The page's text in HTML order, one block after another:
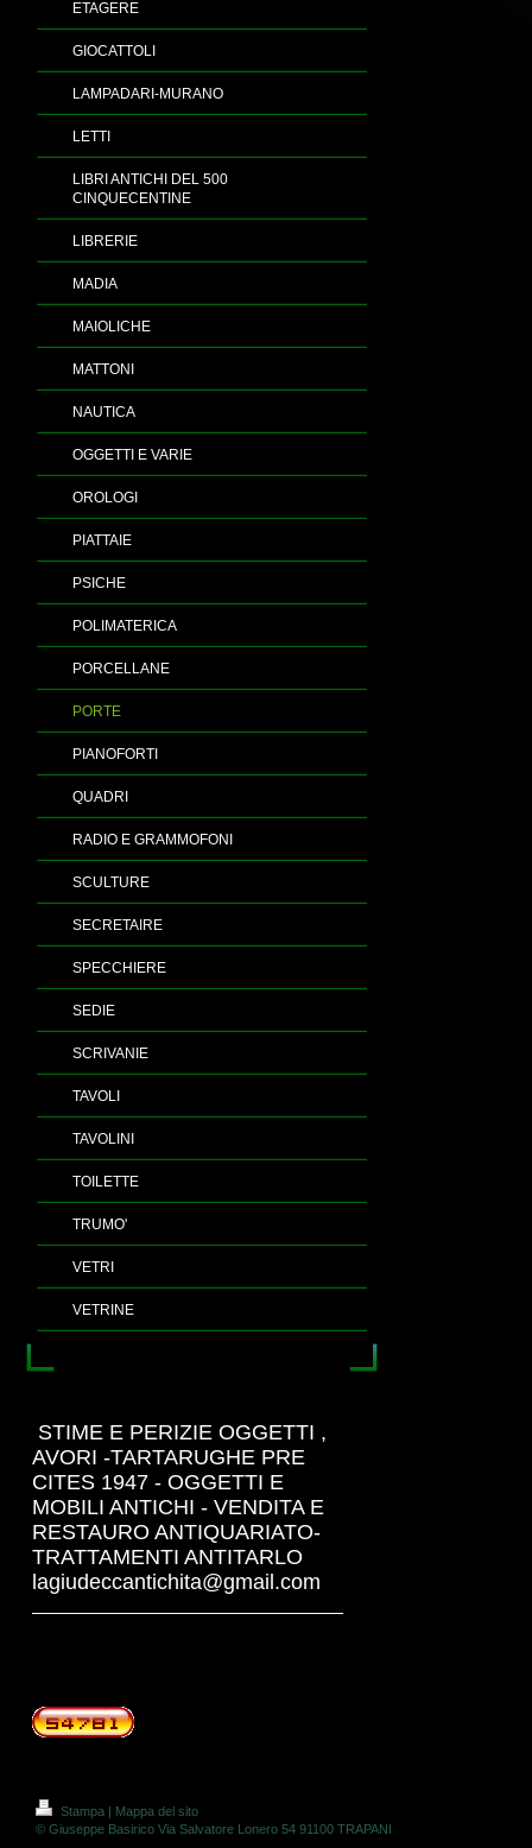
ETAGERE
GIOCATTOLI
LAMPADARI-MURANO
LETTI
LIBRI ANTICHI DEL 500
CINQUECENTINE
LIBRERIE
MADIA
MAIOLICHE
MATTONI
NAUTICA
OGGETTI E VARIE
OROLOGI
PIATTAIE
PSICHE
POLIMATERICA
PORCELLANE
PORTE
PIANOFORTI
QUADRI
RADIO E GRAMMOFONI
SCULTURE
SECRETAIRE
SPECCHIERE
SEDIE
SCRIVANIE
TAVOLI
TAVOLINI
TOILETTE
TRUMO'
VETRI
VETRINE
STIME E PERIZIE OGGETTI ,
AVORI -TARTARUGHE PRE
CITES 1947 - OGGETTI E
MOBILI ANTICHI - VENDITA E
RESTAURO ANTIQUARIATO-
TRATTAMENTI ANTITARLO
lagiudeccantichita@gmail.com
Stampa | Mappa del sito
© Giuseppe Basirico Via Salvatore Lonero 54 91100 TRAPANI